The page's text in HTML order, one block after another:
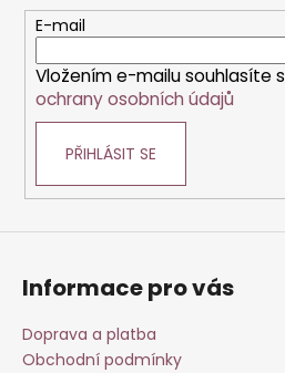
E-mail
Vložením e-mailu souhlasíte s
ochrany osobních údajů
PŘIHLÁSIT SE
Informace pro vás
Doprava a platba
Obchodní podmínky